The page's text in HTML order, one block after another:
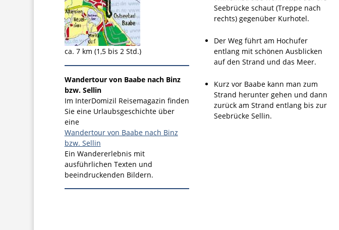
ca. 7 km (1,5 bis 2 Std.)
Wandertour von Baabe nach Binz
bzw. Sellin
Im InterDomizil Reisemagazin finden
Sie eine Urlaubsgeschichte über
eine
Wandertour von Baabe nach Binz
bzw. Sellin
Ein Wandererlebnis mit
ausführlichen Texten und
beeindruckenden Bildern.
Seebrücke schaut (Treppe nach
rechts) gegenüber Kurhotel.
Der Weg führt am Hochufer
entlang mit schönen Ausblicken
auf den Strand und das Meer.
Kurz vor Baabe kann man zum
Strand herunter gehen und dann
zurück am Strand entlang bis zur
Seebrücke Sellin.